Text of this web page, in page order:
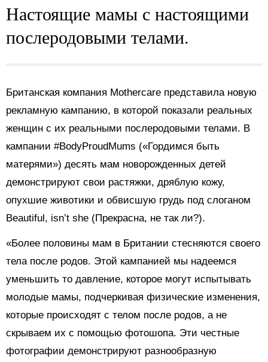
Настоящие мамы с настоящими
послеродовыми телами.
Британская компания Mothercare представила новую
рекламную кампанию, в которой показали реальных
женщин с их реальными послеродовыми телами. В
кампании #BodyProudMums («Гордимся быть
матерями») десять мам новорожденных детей
демонстрируют свои растяжки, дряблую кожу,
опухшие животики и обвисшую грудь под слоганом
Beautiful, isn’t she (Прекрасна, не так ли?).
«Более половины мам в Британии стесняются своего
тела после родов. Этой кампанией мы надеемся
уменьшить то давление, которое могут испытывать
молодые мамы, подчеркивая физические изменения,
которые происходят с телом после родов, а не
скрываем их с помощью фотошопа. Эти честные
фотографии демонстрируют разнообразную